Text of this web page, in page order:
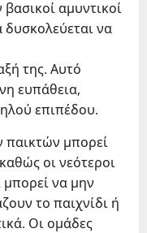
αμυντικοί
δυσκολεύεται να
της. Αυτό
ευπάθεια,
επιπέδου.
παικτών μπορεί
οι νεότεροι
μπορεί να μην
το παιχνίδι ή
Οι ομάδες